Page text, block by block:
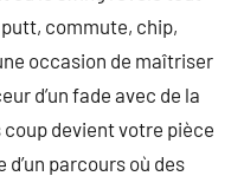
commute, chip,
occasion de maîtriser
d’un fade avec de la
coup devient votre pièce
parcours où des